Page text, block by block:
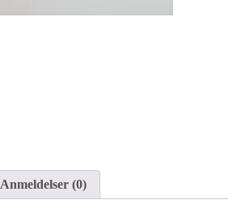
Anmeldelser (0)